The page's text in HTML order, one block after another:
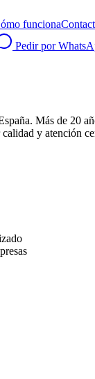
funciona
Pedir por
Más de 20
y atención